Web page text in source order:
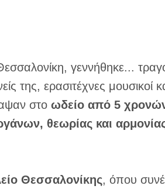
γεννήθηκε...
της, ερασιτέχνες μουσικοί
στο ωδείο από 5
θεωρίας και
Θεσσαλονίκης, όπου